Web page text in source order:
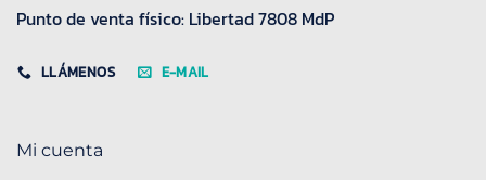
Punto de venta físico: Libertad 7808 MdP
LLÁMENOS E-MAIL
Mi cuenta